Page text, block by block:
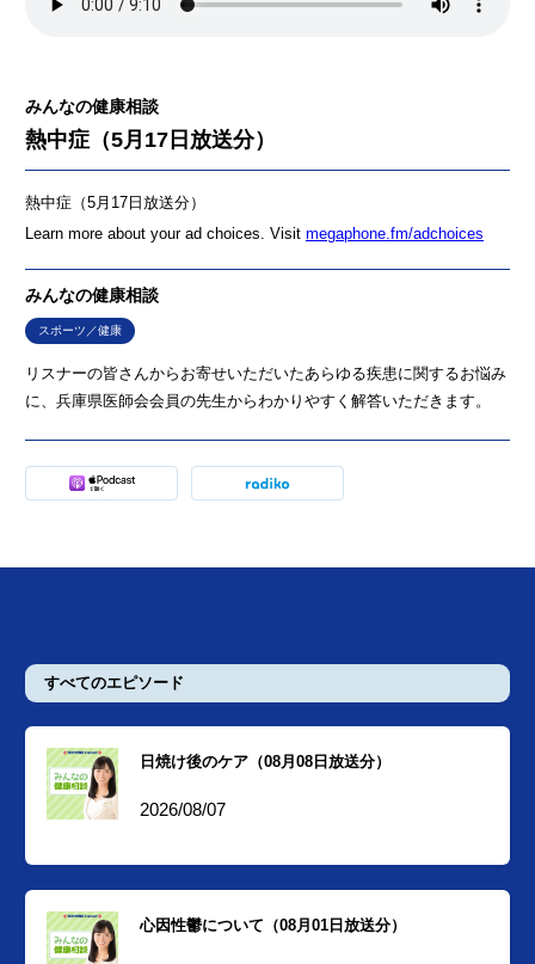
みんなの健康相談
熱中症（5月17日放送分）
熱中症（5月17日放送分）
Learn more about your ad choices. Visit megaphone.fm/adchoices
みんなの健康相談
スポーツ／健康
リスナーの皆さんからお寄せいただいたあらゆる疾患に関するお悩み
に、兵庫県医師会会員の先生からわかりやすく解答いただきます。
すべてのエピソード
日焼け後のケア（08月08日放送分）
2026/08/07
心因性鬱について（08月01日放送分）